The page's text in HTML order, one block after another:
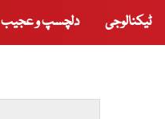
ٹیکنالوجی دلچسپ و عجیب